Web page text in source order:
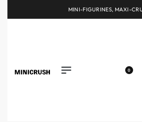
MINI-FIGURINES, MAXI-
0